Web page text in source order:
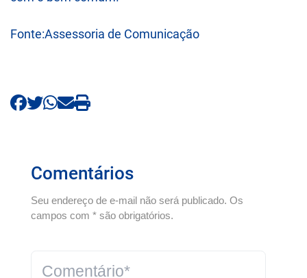
Fonte:Assessoria de Comunicação
Comentários
Seu endereço de e-mail não será publicado. Os
campos com * são obrigatórios.